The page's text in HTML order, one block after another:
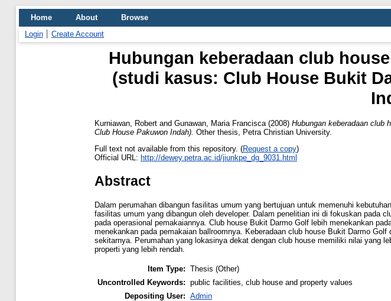
Home About
Browse
Login
Create Account
Hubungan keberadaan club
(studi kasus: Club House Bukit
Kurniawan, Robert and Gunawan, Maria Francisca (2008) Hubungan keberadaan club
Club House Pakuwon Indah). Other thesis, Petra Christian University.
Full text not available from this repository. (Request a copy)
Official URL: http://dewey.petra.ac.id/jiunkpe_dg_9031.html
Abstract
Dalam perumahan dibangun fasilitas umum yang bertujuan untuk memenuhi
fasilitas umum yang dibangun oleh developer. Dalam penelitian ini di fokuskan pada
pada operasional pemakaiannya. Club house Bukit Darmo Golf lebih menekankan
menekankan pada pemakaian ballroomnya. Keberadaan club house Bukit Darmo
sekitarnya. Perumahan yang lokasinya dekat dengan club house memiliki nilai yang
properti yang lebih rendah.
Item Type: Thesis (Other)
Uncontrolled Keywords: public facilities, club house and property values
Depositing User: Admin